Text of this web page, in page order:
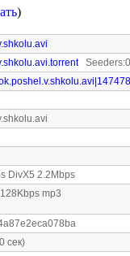
)
DivX5 2.2Mbps
mp3
сек)